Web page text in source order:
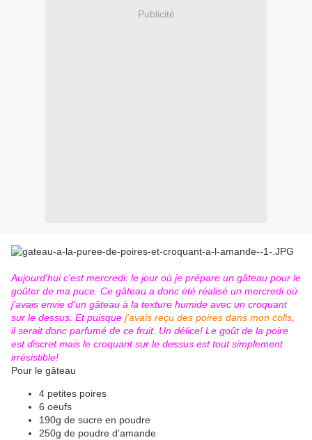
Publicité
Aujourd'hui c'est mercredi: le jour où je prépare un gâteau pour le
goûter de ma puce. Ce gâteau a donc été réalisé un mercredi où
j'avais envie d'un gâteau à la texture humide avec un croquant
sur le dessus. Et puisque j'avais reçu des poires dans mon colis
il serait donc parfumé de ce fruit. Un délice! Le goût de la poire
est discret mais le croquant sur le dessus est tout simplement
irrésistible!
Pour le gâteau
4 petites poires
6 oeufs
190g de sucre en poudre
250g de poudre d'amande